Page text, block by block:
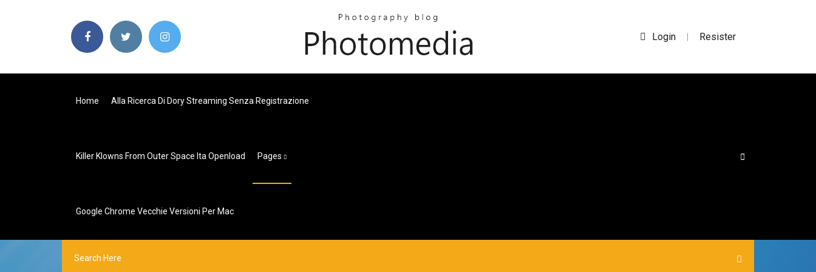
Login | Resister
Home Alla Ricerca Di Dory Streaming Senza Registrazione
Killer Klowns From Outer Space Ita Openload Pages
Google Chrome Vecchie Versioni Per Mac